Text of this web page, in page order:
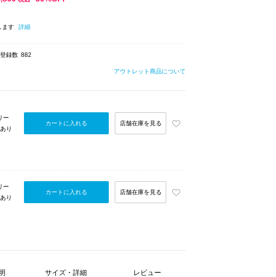
ます 詳細
録数 882
アウトレット商品について
ー
り
カートに入れる 店舗在庫を見る
ー
り
カートに入れる 店舗在庫を見る
サイズ・詳細 レビュー